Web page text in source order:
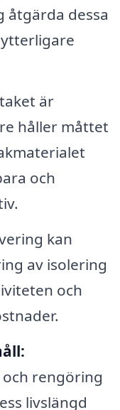
åtgärda dessa
är
håller måttet
och
kan
av isolering
och
rengöring
livslängd